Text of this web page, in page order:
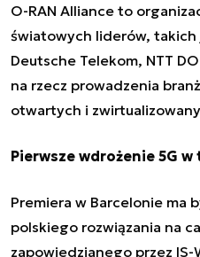
O-RAN Alliance to
światowych liderów, takich
Deutsche Telekom, NTT
na rzecz prowadzenia
otwartych i
Pierwsze wdrożenie 5G w
Premiera w Barcelonie ma
polskiego rozwiązania na
zapowiedzianego przez